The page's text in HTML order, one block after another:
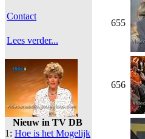
Contact
Lees verder...
Nieuw in TV DB
1: Hoe is het Mogelijk
655
656